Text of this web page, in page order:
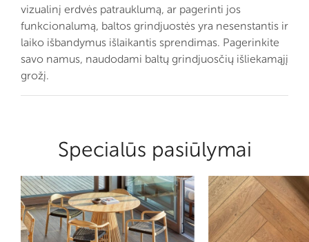
vizualinį erdvės patrauklumą, ar pagerinti jos
funkcionalumą, baltos grindjuostės yra nesenstantis ir
laiko išbandymus išlaikantis sprendimas. Pagerinkite
savo namus, naudodami baltų grindjuosčių išliekamąjį
grožį.
Specialūs pasiūlymai